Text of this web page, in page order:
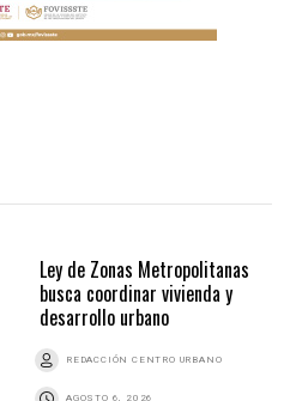
Ley de Zonas Metropolitanas
busca coordinar vivienda y
desarrollo urbano
REDACCIÓN CENTRO URBANO
AGOSTO 6, 2026